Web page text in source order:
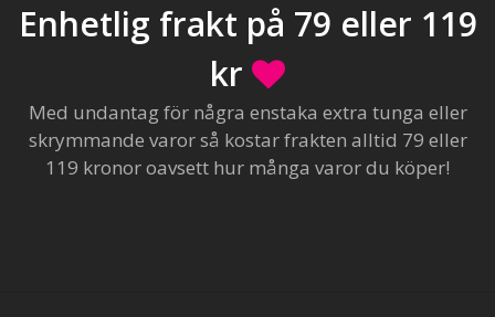
Enhetlig frakt på 79 eller 119
kr
Med undantag för några enstaka extra tunga eller
skrymmande varor så kostar frakten alltid 79 eller
119 kronor oavsett hur många varor du köper!